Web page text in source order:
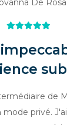
de
mode privé.